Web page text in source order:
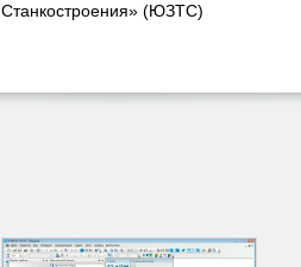
Станкостроения» (ЮЗТС)